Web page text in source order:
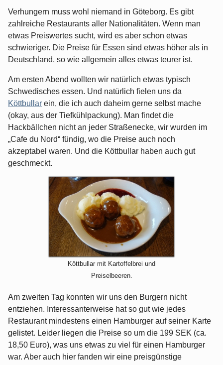
Verhungern muss wohl niemand in Göteborg. Es gibt
zahlreiche Restaurants aller Nationalitäten. Wenn man
etwas Preiswertes sucht, wird es aber schon etwas
schwieriger. Die Preise für Essen sind etwas höher als in
Deutschland, so wie allgemein alles etwas teurer ist.
Am ersten Abend wollten wir natürlich etwas typisch
Schwedisches essen. Und natürlich fielen uns da
Köttbullar ein, die ich auch daheim gerne selbst mache
(okay, aus der Tiefkühlpackung). Man findet die
Hackbällchen nicht an jeder Straßenecke, wir wurden im
„Cafe du Nord“ fündig, wo die Preise auch noch
akzeptabel waren. Und die Köttbullar haben auch gut
geschmeckt.
Köttbullar mit Kartoffelbrei und
Preiselbeeren.
Am zweiten Tag konnten wir uns den Burgern nicht
entziehen. Interessanterweise hat so gut wie jedes
Restaurant mindestens einen Hamburger auf seiner Karte
gelistet. Leider liegen die Preise so um die 199 SEK (ca.
18,50 Euro), was uns etwas zu viel für einen Hamburger
war. Aber auch hier fanden wir eine preisgünstige